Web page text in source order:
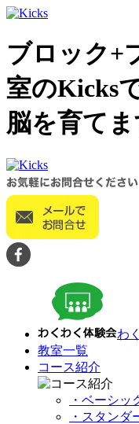
ブロック+
室のKicks
脳を育て
わ
教室一覧
コース紹介
・ベーシッ
・スタンダ